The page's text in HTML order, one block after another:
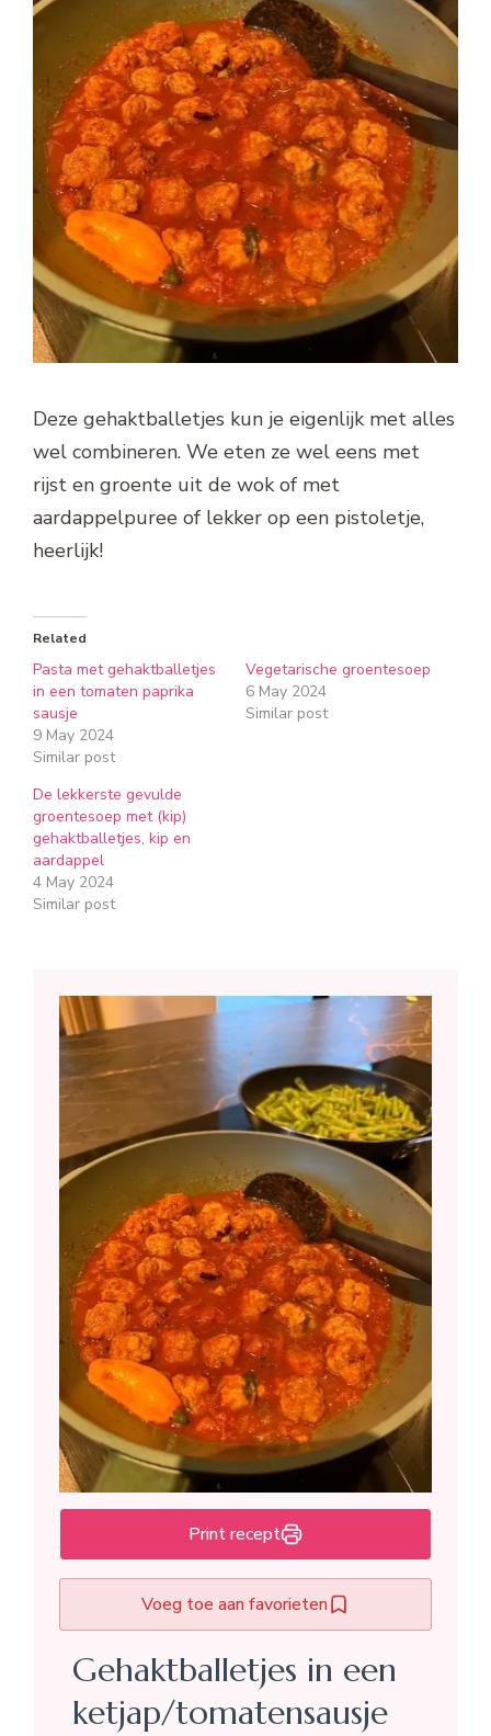
Deze gehaktballetjes kun je eigenlijk met alles
wel combineren. We eten ze wel eens met
rijst en groente uit de wok of met
aardappelpuree of lekker op een pistoletje,
heerlijk!
Related
Pasta met gehaktballetjes
in een tomaten paprika
sausje
9 May 2024
Similar post
Vegetarische groentesoep
6 May 2024
Similar post
De lekkerste gevulde
groentesoep met (kip)
gehaktballetjes, kip en
aardappel
4 May 2024
Similar post
Print recept
Voeg toe aan favorieten
Gehaktballetjes in een
ketjap/tomatensausje